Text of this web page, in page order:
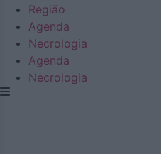
Região
Agenda
Necrologia
Agenda
Necrologia